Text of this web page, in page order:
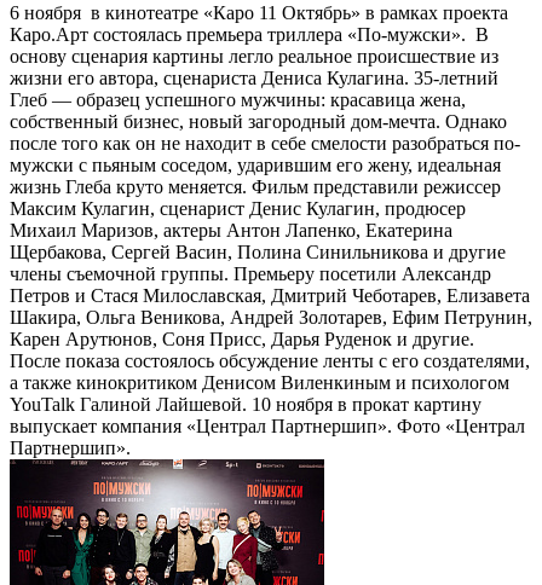
6 ноября в кинотеатре «Каро 11 Октябрь» в рамках проекта
Каро.Арт состоялась премьера триллера «По-мужски». В
основу сценария картины легло реальное происшествие из
жизни его автора, сценариста Дениса Кулагина. 35-летний
Глеб — образец успешного мужчины: красавица жена,
собственный бизнес, новый загородный дом-мечта. Однако
после того как он не находит в себе смелости разобраться по-
мужски с пьяным соседом, ударившим его жену, идеальная
жизнь Глеба круто меняется. Фильм представили режиссер
Максим Кулагин, сценарист Денис Кулагин, продюсер
Михаил Маризов, актеры Антон Лапенко, Екатерина
Щербакова, Сергей Васин, Полина Синильникова и другие
члены съемочной группы. Премьеру посетили Александр
Петров и Стася Милославская, Дмитрий Чеботарев, Елизавета
Шакира, Ольга Веникова, Андрей Золотарев, Ефим Петрунин,
Карен Арутюнов, Соня Присс, Дарья Руденок и другие.
После показа состоялось обсуждение ленты с его создателями,
а также кинокритиком Денисом Виленкиным и психологом
YouTalk Галиной Лайшевой. 10 ноября в прокат картину
выпускает компания «Централ Партнершип». Фото «Централ
Партнершип».